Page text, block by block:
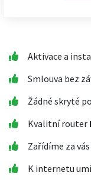
Aktivace a
Smlouva bez
Žádné skryté
Kvalitní router
Zařídíme za
K internetu